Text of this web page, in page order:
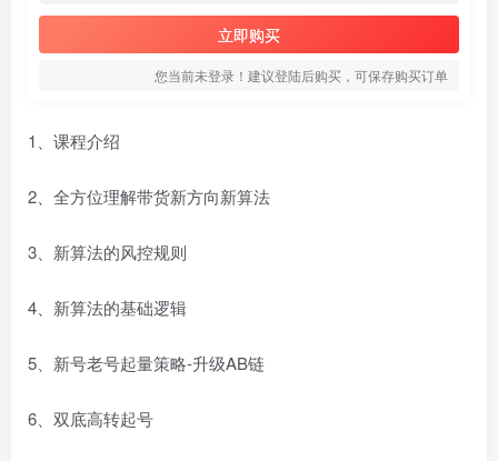
立即购买
您当前未登录！建议登陆后购买，可保存购买订单
1、课程介绍
2、全方位理解带货新方向新算法
3、新算法的风控规则
4、新算法的基础逻辑
5、新号老号起量策略-升级AB链
6、双底高转起号